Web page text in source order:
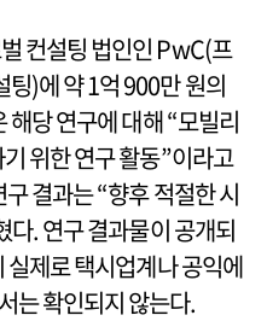
컨설팅 법인인 PwC(프
)에 약 1억 900만 원의
당 연구에 대해 “모빌리
위한 연구 활동”이라고
결과는 “향후 적절한 시
다. 연구 결과물이 공개되
실제로 택시업계나 공익에
는 확인되지 않는다.